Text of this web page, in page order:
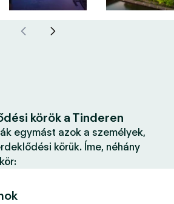
körök a Tinderen
egymást azok a személyek,
körük. Íme, néhány